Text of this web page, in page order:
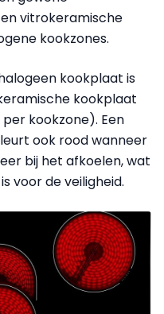
vitrokeramische
kookzones.
kookplaat is
kookplaat
kookzone). Een
ook rood wanneer
bij het afkoelen, wat
voor de veiligheid.